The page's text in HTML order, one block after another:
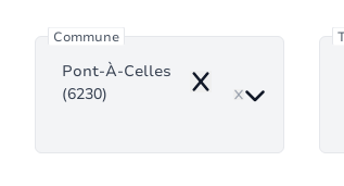
Commune
Pont-À-Celles
(6230)
Remove